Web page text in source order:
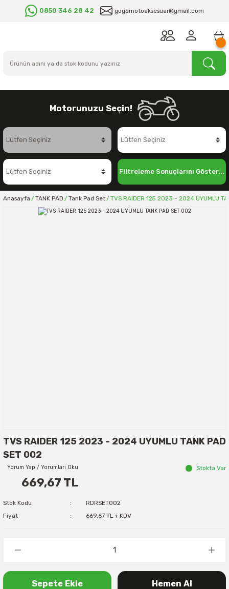
0850 346 28 42 gogomotoaksesuar@gmail.com
Motorunuzu Seçin!
Filtreleme Sonuçlarını Göster...
Anasayfa TANK PAD Tank Pad Set TVS RAIDER 125 2023 - 2024 UYUMLU
TVS RAIDER 125 2023 - 2024 UYUMLU TANK PAD
SET 002
Yorum Yap / Yorumları Oku Stokta Var
669,67 TL
Stok Kodu
RDRSET002
Fiyat
669,67 TL + KDV
Sepete Ekle Hemen Al